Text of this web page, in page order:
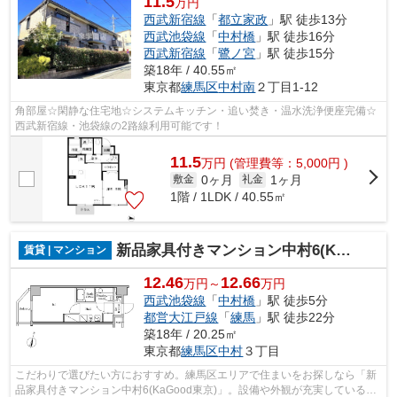
西武新宿線 「都立家政 」駅 徒歩13分
西武池袋線 「中村橋 」駅 徒歩16分
西武新宿線 「鷺ノ宮 」駅 徒歩15分
築18年 / 40.55㎡
東京都練馬区中村南２丁目1-12
角部屋☆閑静な住宅地☆システムキッチン・追い焚き・温水洗浄便座完備☆
西武新宿線・池袋線の2路線利用可能です！
11.5万円 (管理費等：5,000円 )
敷金 0ヶ月 礼金
1ヶ月
1階 / 1LDK / 40.55㎡
賃貸 | マンション 新品家具付きマンション中村6(KaGood東京)
12.46万円～ 12.66万円
西武池袋線 「中村橋 」駅 徒歩5分
都営大江戸線 「練馬 」駅 徒歩22分
築18年 / 20.25㎡
東京都練馬区中村３丁目
こだわりで選びたい方におすすめ。練馬区エリアで住まいをお探しなら「新
品家具付きマンション中村6(KaGood東京)」。設備や外観が充実しているマ